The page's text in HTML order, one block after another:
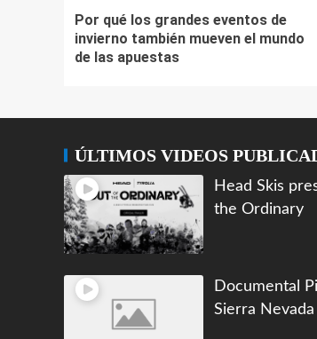
Por qué los grandes eventos de
invierno también mueven el mundo
de las apuestas
ÚLTIMOS VIDEOS
Head Skis
the Ordinary
Documental
Sierra Nevada